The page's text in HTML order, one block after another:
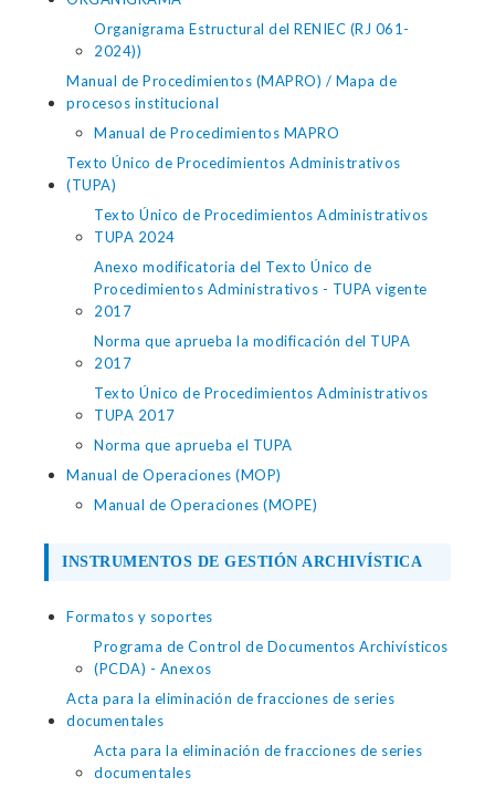
Organigrama Estructural del RENIEC (RJ 061-
2024))
Manual de Procedimientos (MAPRO) / Mapa de
procesos institucional
Manual de Procedimientos MAPRO
Texto Único de Procedimientos Administrativos
(TUPA)
Texto Único de Procedimientos Administrativos
TUPA 2024
Anexo modificatoria del Texto Único de
Procedimientos Administrativos - TUPA vigente
2017
Norma que aprueba la modificación del TUPA
2017
Texto Único de Procedimientos Administrativos
TUPA 2017
Norma que aprueba el TUPA
Manual de Operaciones (MOP)
Manual de Operaciones (MOPE)
INSTRUMENTOS DE GESTIÓN ARCHIVÍSTICA
Formatos y soportes
Programa de Control de Documentos Archivísticos
(PCDA) - Anexos
Acta para la eliminación de fracciones de series
documentales
Acta para la eliminación de fracciones de series
documentales